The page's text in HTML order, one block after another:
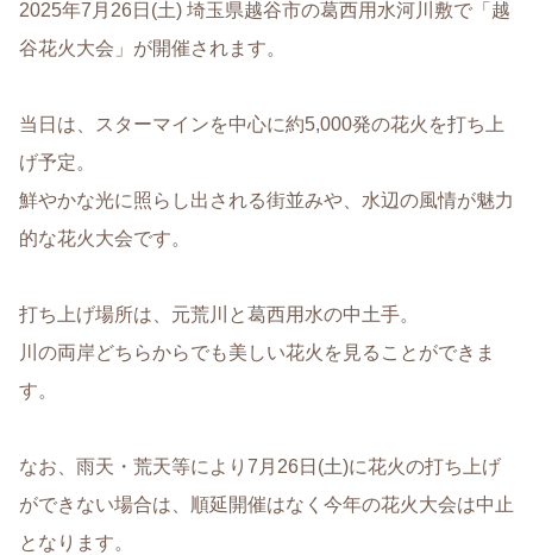
2025年7月26日(土) 埼玉県越谷市の葛西用水河川敷で「越
谷花火大会」が開催されます。
当日は、スターマインを中心に約5,000発の花火を打ち上
げ予定。
鮮やかな光に照らし出される街並みや、水辺の風情が魅力
的な花火大会です。
打ち上げ場所は、元荒川と葛西用水の中土手。
川の両岸どちらからでも美しい花火を見ることができま
す。
なお、雨天・荒天等により7月26日(土)に花火の打ち上げ
ができない場合は、順延開催はなく今年の花火大会は中止
となります。